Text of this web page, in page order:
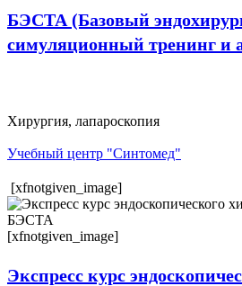
БЭСТА (Базовый
симуляционный тренинг и
Хирургия, лапароскопия
Учебный центр "Синтомед"
[xfnotgiven_image]
[xfnotgiven_image]
Экспресс курс